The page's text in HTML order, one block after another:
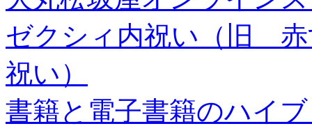
ゼクシィ内祝い（旧 赤
祝い）
書籍と電子書籍のハイ